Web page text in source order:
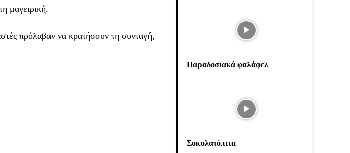
μαγειρική.
πρόλαβαν να κρατήσουν τη συνταγή,
Παραδοσιακά φαλάφελ
Σοκολατόπιτα